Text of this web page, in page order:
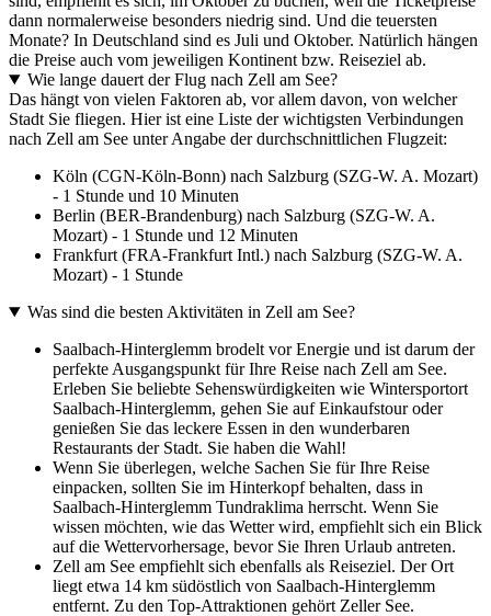
dann normalerweise besonders niedrig sind. Und die teuersten
Monate? In Deutschland sind es Juli und Oktober. Natürlich hängen
die Preise auch vom jeweiligen Kontinent bzw. Reiseziel ab.
Wie lange dauert der Flug nach Zell am See?
Das hängt von vielen Faktoren ab, vor allem davon, von welcher
Stadt Sie fliegen. Hier ist eine Liste der wichtigsten Verbindungen
nach Zell am See unter Angabe der durchschnittlichen Flugzeit:
Köln (CGN-Köln-Bonn) nach Salzburg (SZG-W. A. Mozart)
- 1 Stunde und 10 Minuten
Berlin (BER-Brandenburg) nach Salzburg (SZG-W. A.
Mozart) - 1 Stunde und 12 Minuten
Frankfurt (FRA-Frankfurt Intl.) nach Salzburg (SZG-W. A.
Mozart) - 1 Stunde
Was sind die besten Aktivitäten in Zell am See?
Saalbach-Hinterglemm brodelt vor Energie und ist darum der
perfekte Ausgangspunkt für Ihre Reise nach Zell am See.
Erleben Sie beliebte Sehenswürdigkeiten wie Wintersportort
Saalbach-Hinterglemm, gehen Sie auf Einkaufstour oder
genießen Sie das leckere Essen in den wunderbaren
Restaurants der Stadt. Sie haben die Wahl!
Wenn Sie überlegen, welche Sachen Sie für Ihre Reise
einpacken, sollten Sie im Hinterkopf behalten, dass in
Saalbach-Hinterglemm Tundraklima herrscht. Wenn Sie
wissen möchten, wie das Wetter wird, empfiehlt sich ein Blick
auf die Wettervorhersage, bevor Sie Ihren Urlaub antreten.
Zell am See empfiehlt sich ebenfalls als Reiseziel. Der Ort
liegt etwa 14 km südöstlich von Saalbach-Hinterglemm
entfernt. Zu den Top-Attraktionen gehört Zeller See.